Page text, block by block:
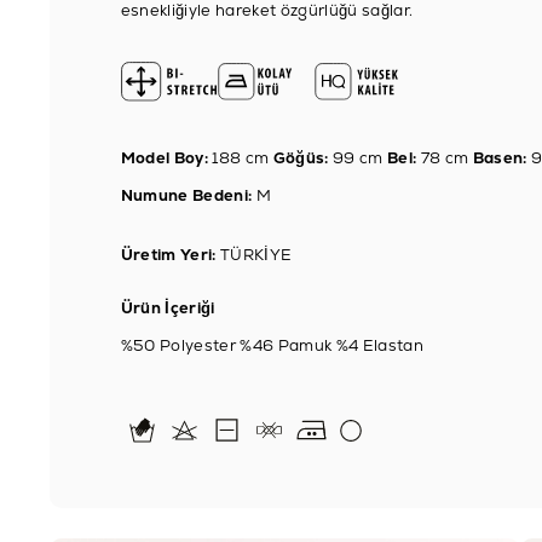
esnekliğiyle hareket özgürlüğü sağlar.
Model Boy:188 cm Göğüs: 99 cm Bel: 78 cm Basen:
Numune Bedeni: M
Üretim Yeri: TÜRKİYE
Ürün İçeriği
%50 Polyester %46 Pamuk %4 Elastan